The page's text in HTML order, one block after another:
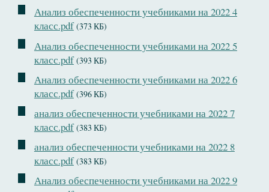
Анализ обеспеченности учебниками на 2022 4
класс.pdf (373 КБ)
Анализ обеспеченности учебниками на 2022 5
класс.pdf (393 КБ)
Анализ обеспеченности учебниками на 2022 6
класс.pdf (396 КБ)
анализ обеспеченности учебниками на 2022 7
класс.pdf (383 КБ)
анализ обеспеченности учебниками на 2022 8
класс.pdf (383 КБ)
Анализ обеспеченности учебниками на 2022 9